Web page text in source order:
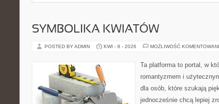
SYMBOLIKA KWIATÓW
POSTED BY ADMIN KWI - 8 - 2026 MOŻLIWOŚĆ
Ta platforma to portal, w
romantyzmem i
dla osób, które szukają
jednocześnie chcą lepiej